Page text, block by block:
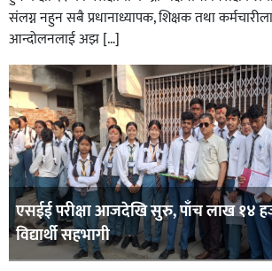
संलग्न नहुन सबै प्रधानाध्यापक, शिक्षक तथा
आन्दोलनलाई अझ […]
एसईई परीक्षा आजदेखि सुरु, पाँच लाख १४
विद्यार्थी सहभागी